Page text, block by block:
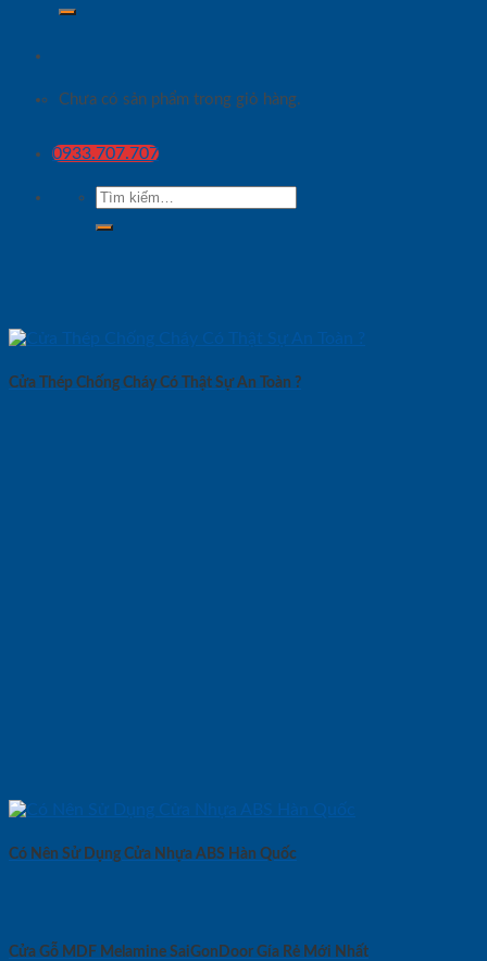
Chưa có sản phẩm trong giỏ hàng.
0933.707.707
Tìm
kiếm:
Cửa Thép Chống Cháy Có Thật Sự An Toàn ?
Có Nên Sử Dụng Cửa Nhựa ABS Hàn Quốc
Cửa Gỗ MDF Melamine SaiGonDoor Gía Rẻ Mới Nhất